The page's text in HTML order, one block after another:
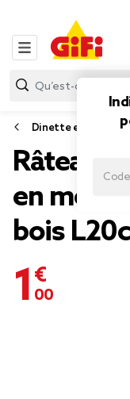
Dinette et jouet
Râteau
en métal
bois
1,00 €